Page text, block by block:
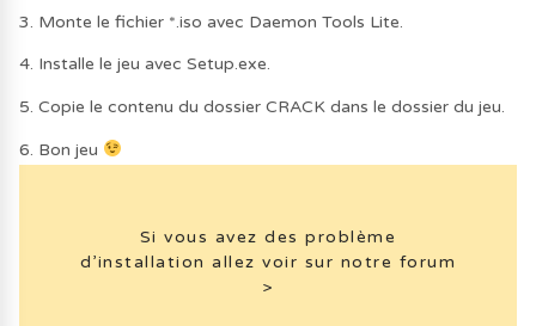
3. Monte le fichier *.iso avec Daemon Tools Lite.
4. Installe le jeu avec Setup.exe.
5. Copie le contenu du dossier CRACK dans le dossier du jeu.
6. Bon jeu
Si vous avez des problème
d’installation allez voir sur notre forum
>